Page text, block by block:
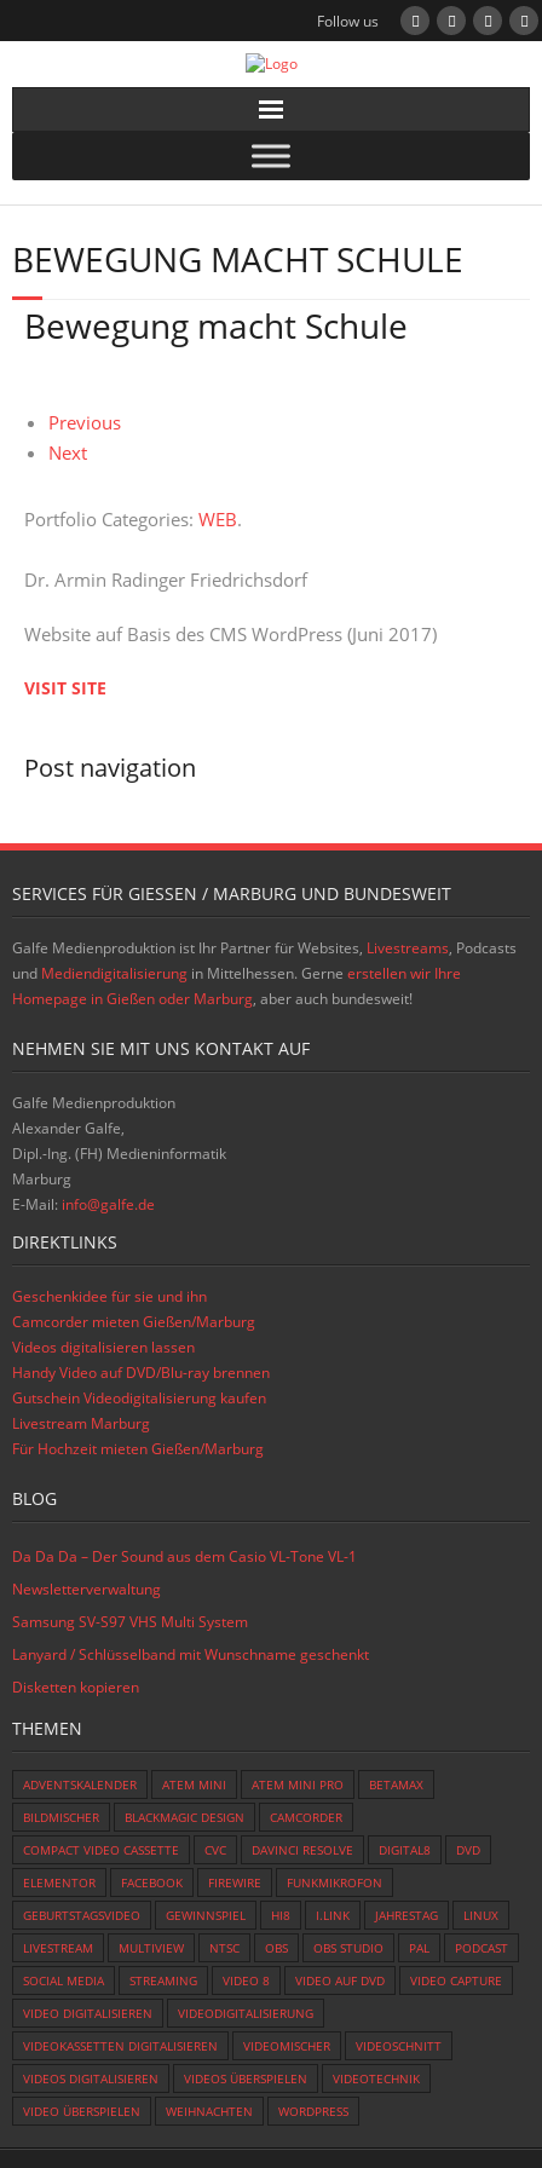
Follow us
BEWEGUNG MACHT SCHULE
Bewegung macht Schule
Previous
Next
Portfolio Categories: WEB.
Dr. Armin Radinger Friedrichsdorf
Website auf Basis des CMS WordPress (Juni 2017)
VISIT SITE
Post navigation
SERVICES FÜR GIESSEN / MARBURG UND BUNDESWEIT
Galfe Medienproduktion ist Ihr Partner für Websites, Livestreams, Podcasts
und Mediendigitalisierung in Mittelhessen. Gerne erstellen wir Ihre
Homepage in Gießen oder Marburg, aber auch bundesweit!
NEHMEN SIE MIT UNS KONTAKT AUF
Galfe Medienproduktion
Alexander Galfe,
Dipl.-Ing. (FH) Medieninformatik
Marburg
E-Mail: info@galfe.de
DIREKTLINKS
Geschenkidee für sie und ihn
Camcorder mieten Gießen/Marburg
Videos digitalisieren lassen
Handy Video auf DVD/Blu-ray brennen
Gutschein Videodigitalisierung kaufen
Livestream Marburg
Für Hochzeit mieten Gießen/Marburg
BLOG
Da Da Da – Der Sound aus dem Casio VL-Tone VL-1
Newsletterverwaltung
Samsung SV-S97 VHS Multi System
Lanyard / Schlüsselband mit Wunschname geschenkt
Disketten kopieren
THEMEN
ADVENTSKALENDER ATEM MINI ATEM MINI PRO
BETAMAX
BILDMISCHER
BLACKMAGIC DESIGN
CAMCORDER
COMPACT VIDEO CASSETTE
CVC DAVINCI RESOLVE DIGITAL8
DVD
ELEMENTOR
FACEBOOK FIREWIRE
FUNKMIKROFON
GEBURTSTAGSVIDEO
GEWINNSPIEL HI8 I.LINK JAHRESTAG
LINUX
LIVESTREAM
MULTIVIEW NTSC OBS OBS STUDIO PAL
PODCAST
SOCIAL MEDIA
STREAMING VIDEO 8 VIDEO AUF DVD
VIDEO CAPTURE
VIDEO DIGITALISIEREN
VIDEODIGITALISIERUNG
VIDEOKASSETTEN DIGITALISIEREN
VIDEOMISCHER
VIDEOSCHNITT
VIDEOS DIGITALISIEREN
VIDEOS ÜBERSPIELEN
VIDEOTECHNIK
VIDEO ÜBERSPIELEN
WEIHNACHTEN WORDPRESS